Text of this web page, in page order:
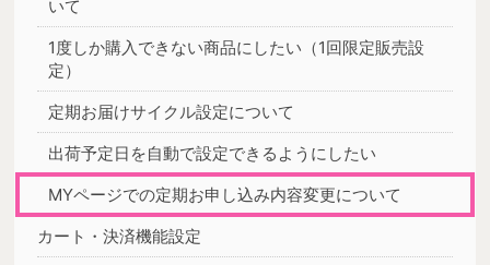
いて
1度しか購入できない商品にしたい（1回限定販売設
定）
定期お届けサイクル設定について
出荷予定日を自動で設定できるようにしたい
MYページでの定期お申し込み内容変更について
カート・決済機能設定